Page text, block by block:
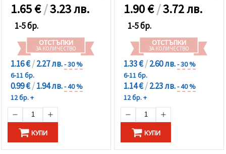
1.65€/3.23 лв.
1-5 бр.
ОТСТЪПКИ
ЗА КОЛИЧЕСТВО
1.16 €/2.27 лв.- 30 %
6-11 бр.
0.99 €/1.94 лв.- 40 %
12 бр. +
КУПИ
1.90€/3.72 лв.
1-5 бр.
ОТСТЪПКИ
ЗА КОЛИЧЕСТВО
1.33 €/2.60 лв.- 30 %
6-11 бр.
1.14 €/2.23 лв.- 40 %
12 бр. +
КУПИ